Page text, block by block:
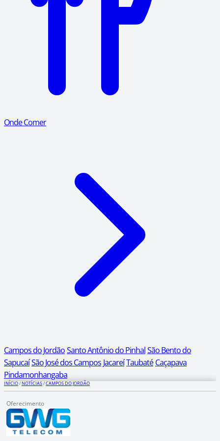
Onde Comer
Campos do JordãoSanto Antônio do PinhalSão Bento do
SapucaíSão José dos Campos JacareíTaubaté Caçapava
Pindamonhangaba
INÍCIO/NOTÍCIAS/CAMPOS DO JORDÃO
Oferecimento